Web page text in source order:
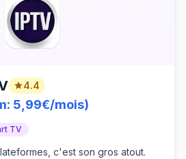
4.4
5,99€/mois)
TV
c'est son gros atout.